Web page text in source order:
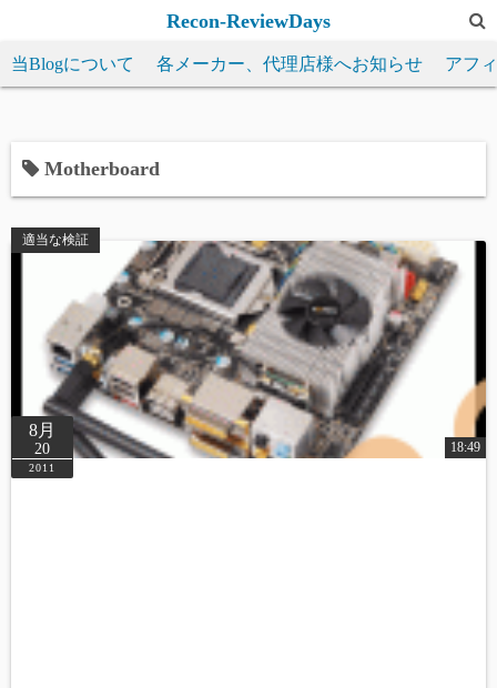
テ
ッ
Recon-ReviewDays
当Blogについて 各メーカー、代理店様へお知らせ アフ
Motherboard
適当な検証
8月
20
2011
18:49